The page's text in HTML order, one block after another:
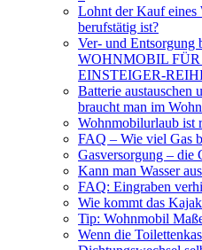
Lohnt der Kauf eines
berufstätig ist?
Ver- und Entsorgung
WOHNMOBIL
EINSTEIGER-
Batterie austauschen
braucht man im
Wohnmobilurlaub ist
FAQ – Wie viel Gas
Gasversorgung – die
Kann man Wasser
FAQ: Eingraben
Wie kommt das
Tip: Wohnmobil
Wenn die